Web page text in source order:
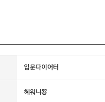
입문다이어터
혜워니뿅